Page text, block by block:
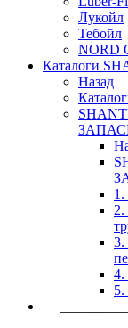
Лукойл
Тебойл
NORD
Каталоги
Назад
1.
2.
3.
4.